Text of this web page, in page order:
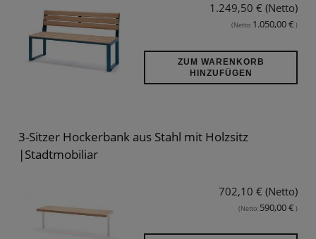
1.249,50 € (Netto)
(Netto: 1.050,00 € )
ZUM WARENKORB
HINZUFÜGEN
3-Sitzer Hockerbank aus Stahl mit Holzsitz
|Stadtmobiliar
702,10 € (Netto)
(Netto: 590,00 € )